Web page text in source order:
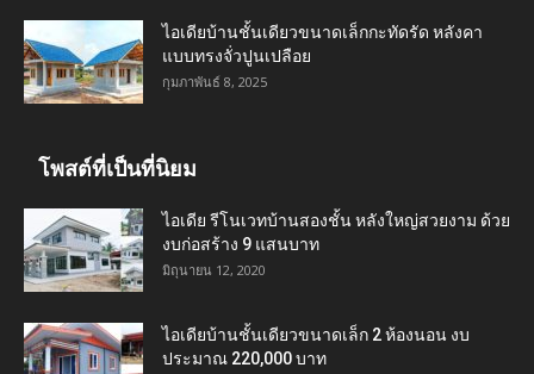
ไอเดียบ้านชั้นเดียวขนาดเล็กกะทัดรัด หลังคา
แบบทรงจั่วปูนเปลือย
กุมภาพันธ์ 8, 2025
โพสต์ที่เป็นที่นิยม
ไอเดีย รีโนเวทบ้านสองชั้น หลังใหญ่สวยงาม ด้วย
งบก่อสร้าง 9 แสนบาท
มิถุนายน 12, 2020
ไอเดียบ้านชั้นเดียวขนาดเล็ก 2 ห้องนอน งบ
ประมาณ 220,000 บาท